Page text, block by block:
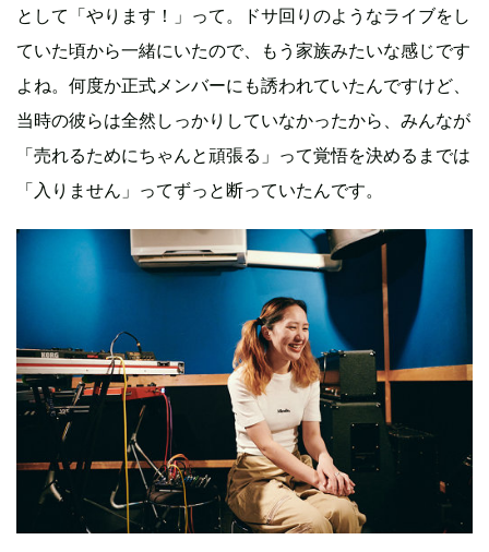
として「やります！」って。ドサ回りのようなライブをし
ていた頃から一緒にいたので、もう家族みたいな感じです
よね。何度か正式メンバーにも誘われていたんですけど、
当時の彼らは全然しっかりしていなかったから、みんなが
「売れるためにちゃんと頑張る」って覚悟を決めるまでは
「入りません」ってずっと断っていたんです。